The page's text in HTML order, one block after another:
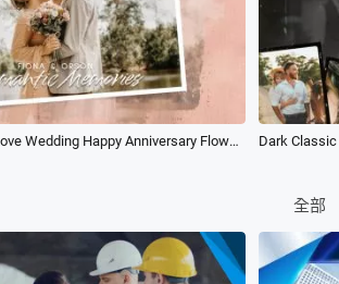
Romantic Memories Love Wedding Happy Anniversary Flower Brush Photo Slideshow
全部